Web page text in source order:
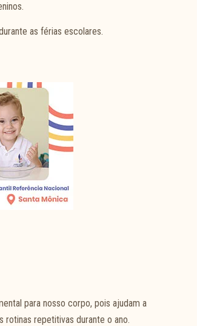
as férias escolares.
para nosso corpo, pois ajudam a
repetitivas durante o ano.